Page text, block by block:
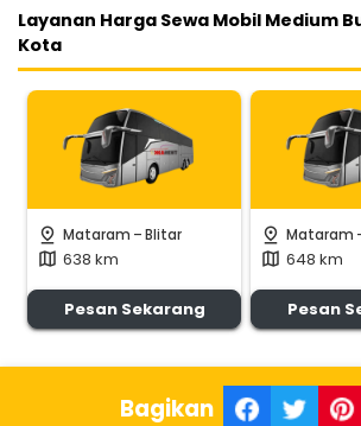
Layanan Harga Sewa Mobil Medium
Kota
pin_drop Mataram -Blitar
map 638 km
Pesan Sekarang
pin_drop Mataram
map 648 km
Pesan
Bagikan